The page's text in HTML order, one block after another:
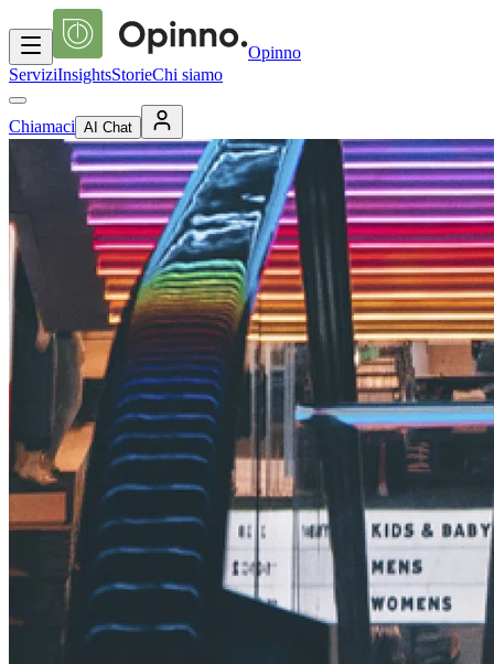
Opinno
ServiziInsightsStorieChi siamo
Chiamaci AI Chat